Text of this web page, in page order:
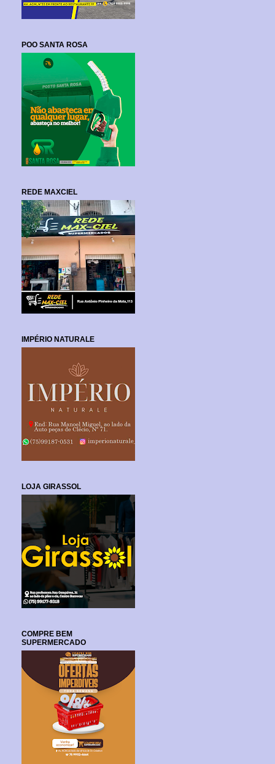
POO SANTA ROSA
REDE MAXCIEL
IMPÉRIO NATURALE
LOJA GIRASSOL
COMPRE BEM
SUPERMERCADO